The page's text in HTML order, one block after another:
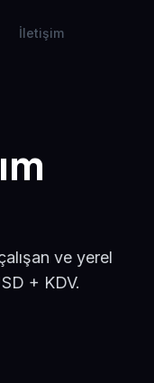
İletişim
ve yerel
+ KDV.